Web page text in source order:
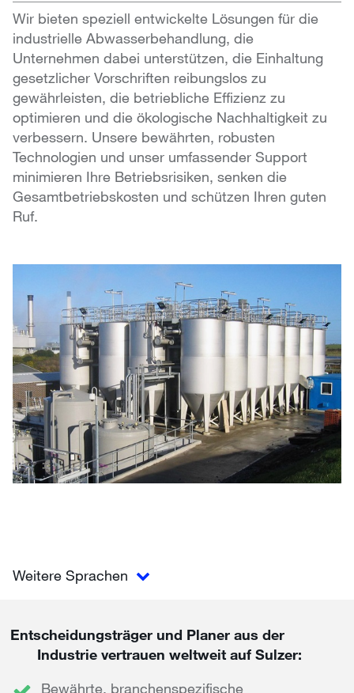
Wir bieten speziell entwickelte Lösungen für die
industrielle Abwasserbehandlung, die
Unternehmen dabei unterstützen, die Einhaltung
gesetzlicher Vorschriften reibungslos zu
gewährleisten, die betriebliche Effizienz zu
optimieren und die ökologische Nachhaltigkeit zu
verbessern. Unsere bewährten, robusten
Technologien und unser umfassender Support
minimieren Ihre Betriebsrisiken, senken die
Gesamtbetriebskosten und schützen Ihren guten
Ruf.
Weitere Sprachen
Entscheidungsträger und Planer aus der
Industrie vertrauen weltweit auf Sulzer:
Bewährte, branchenspezifische